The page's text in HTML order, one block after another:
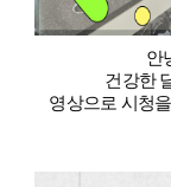
안
건강한
영상으로 시청